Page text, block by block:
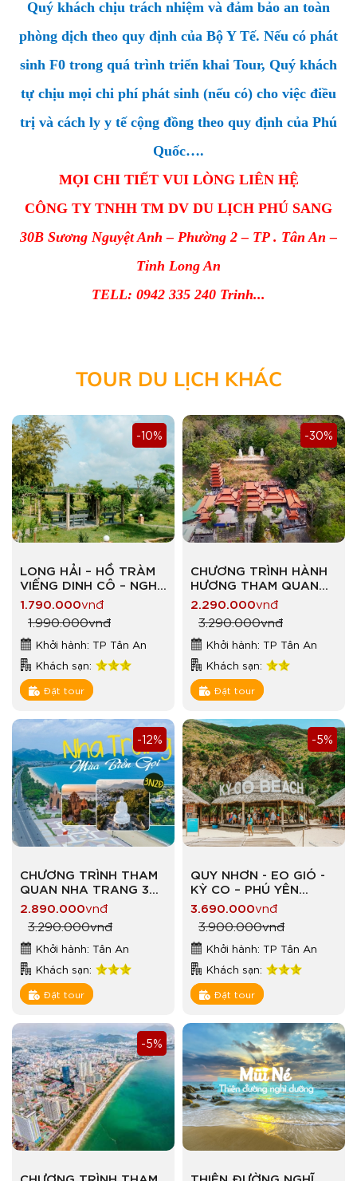
Quý khách chịu trách nhiệm và đảm bảo an toàn
phòng dịch theo quy định của Bộ Y Tế. Nếu có phát
sinh F0 trong quá trình triển khai Tour, Quý khách
tự chịu mọi chi phí phát sinh (nếu có) cho việc điều
trị và cách ly y tế cộng đồng theo quy định của Phú
Quốc….
MỌI CHI TIẾT VUI LÒNG LIÊN HỆ
CÔNG TY TNHH TM DV DU LỊCH PHÚ SANG
30B Sương Nguyệt Anh – Phường 2 – TP . Tân An –
Tỉnh Long An
TELL: 0942 335 240 Trinh...
TOUR DU LỊCH KHÁC
LONG HẢI – HỒ TRÀM
VIẾNG DINH CÔ – NGHỈ
DƯỠNG RESORT LÀNG
CHÀI
1.790.000vnđ
1.990.000vnđ
-10%
Khởi hành: TP Tân An
Khách sạn:
Đặt tour
CHƯƠNG TRÌNH HÀNH
HƯƠNG THAM QUAN
ĐÀ LẠT MỘNG MƠ
2.290.000vnđ
3.290.000vnđ
-30%
Khởi hành: TP Tân An
Khách sạn:
Đặt tour
CHƯƠNG TRÌNH THAM
QUAN NHA TRANG 3
NGÀY 2 ĐÊM NGÀY
02/09
2.890.000vnđ
3.290.000vnđ
-12%
Khởi hành: Tân An
Khách sạn:
Đặt tour
QUY NHƠN - EO GIÓ -
KỲ CO – PHÚ YÊN
GÀNH ĐÁ ĐĨA - NHÀ
THỜ MẰNG LĂNG 3
NGAY 3 ĐÊM
3.690.000vnđ
3.900.000vnđ
-5%
Khởi hành: TP Tân An
Khách sạn:
Đặt tour
CHƯƠNG TRÌNH THAM
-5%
THIÊN ĐƯỜNG NGHĨ